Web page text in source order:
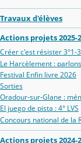
Travaux d'élèves
Actions projets 2025-
Créer c'est résister 3°1-
Le Harcèlement :
Festival Enfin livre 2026
Sorties
Oradour‑sur‑Glane :
El juego de pista : 4° LVS
Concours national de la
Actions projets 2024-